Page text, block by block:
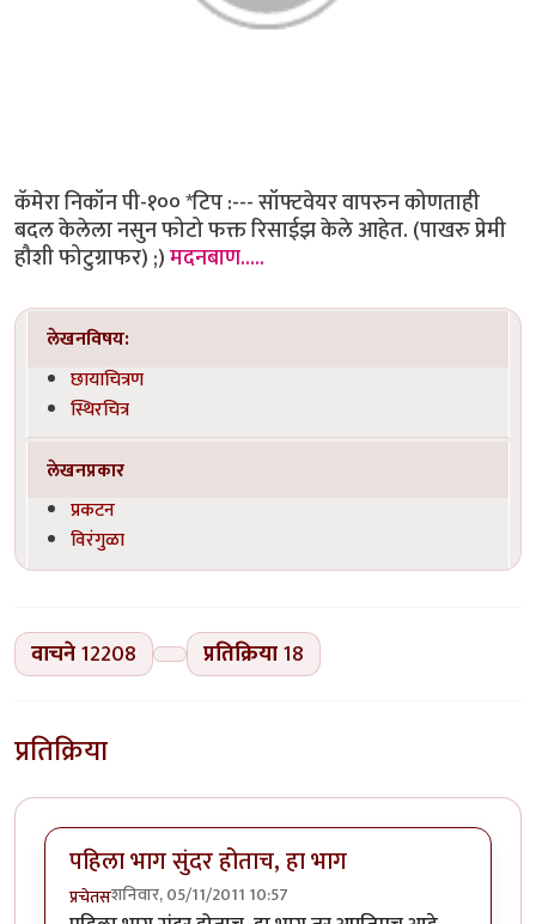
कॅमेरा निकॉन पी-१०० *टिप :--- सॉफ्टवेयर वापरुन कोणताही
बदल केलेला नसुन फोटो फक्त रिसाईझ केले आहेत. (पाखरु प्रेमी
हौशी फोटुग्राफर) ;)मदनबाण.....
लेखनविषय:
छायाचित्रण
स्थिरचित्र
लेखनप्रकार
प्रकटन
विरंगुळा
वाचने12208 प्रतिक्रिया18
प्रतिक्रिया
पहिला भाग सुंदर होताच, हा भाग
प्रचेतसशनिवार, 05/11/2011 10:57